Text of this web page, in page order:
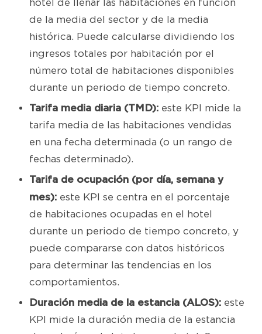
hotel de llenar las habitaciones en función
de la media del sector y de la media
histórica. Puede calcularse dividiendo los
ingresos totales por habitación por el
número total de habitaciones disponibles
durante un periodo de tiempo concreto.
Tarifa media diaria (TMD): este KPI mide la
tarifa media de las habitaciones vendidas
en una fecha determinada (o un rango de
fechas determinado).
Tarifa de ocupación (por día, semana y
mes): este KPI se centra en el porcentaje
de habitaciones ocupadas en el hotel
durante un periodo de tiempo concreto, y
puede compararse con datos históricos
para determinar las tendencias en los
comportamientos.
Duración media de la estancia (ALOS): este
KPI mide la duración media de la estancia